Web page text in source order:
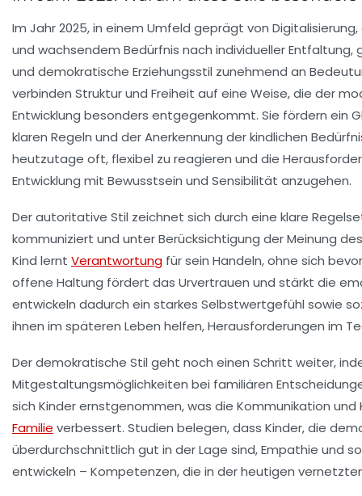
Im Jahr 2025, in einem Umfeld geprägt von
und wachsendem Bedürfnis nach individueller
und demokratische Erziehungsstil zunehmend an
verbinden Struktur und Freiheit auf eine Weise, die der
Entwicklung besonders entgegenkommt. Sie fördern ein
klaren Regeln und der Anerkennung der kindlichen
heutzutage oft, flexibel zu reagieren und die
Entwicklung mit Bewusstsein und Sensibilität anzugehen.
Der autoritative Stil zeichnet sich durch eine klare
kommuniziert und unter Berücksichtigung der Meinung
Kind lernt Verantwortung für sein Handeln, ohne sich
offene Haltung fördert das Urvertrauen und stärkt die
entwickeln dadurch ein starkes Selbstwertgefühl sowie
ihnen im späteren Leben helfen, Herausforderungen im
Der demokratische Stil geht noch einen Schritt weiter,
Mitgestaltungsmöglichkeiten bei familiären
sich Kinder ernstgenommen, was die Kommunikation
Familie verbessert. Studien belegen, dass Kinder, die
überdurchschnittlich gut in der Lage sind, Empathie und
entwickeln – Kompetenzen, die in der heutigen